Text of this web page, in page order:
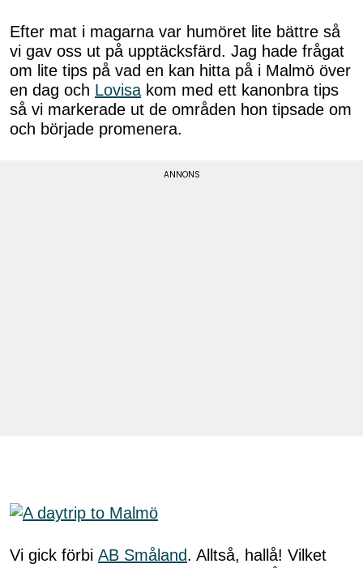
Efter mat i magarna var humöret lite bättre så
vi gav oss ut på upptäcksfärd. Jag hade frågat
om lite tips på vad en kan hitta på i Malmö över
en dag och Lovisa kom med ett kanonbra tips
så vi markerade ut de områden hon tipsade om
och började promenera.
Vi gick förbi AB Småland. Alltså, hallå! Vilket